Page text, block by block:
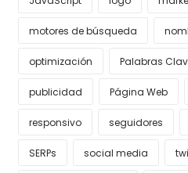
motores de búsqueda
optimización Palabras
publicidad Página Web
responsivo seguidores
SERPs social media